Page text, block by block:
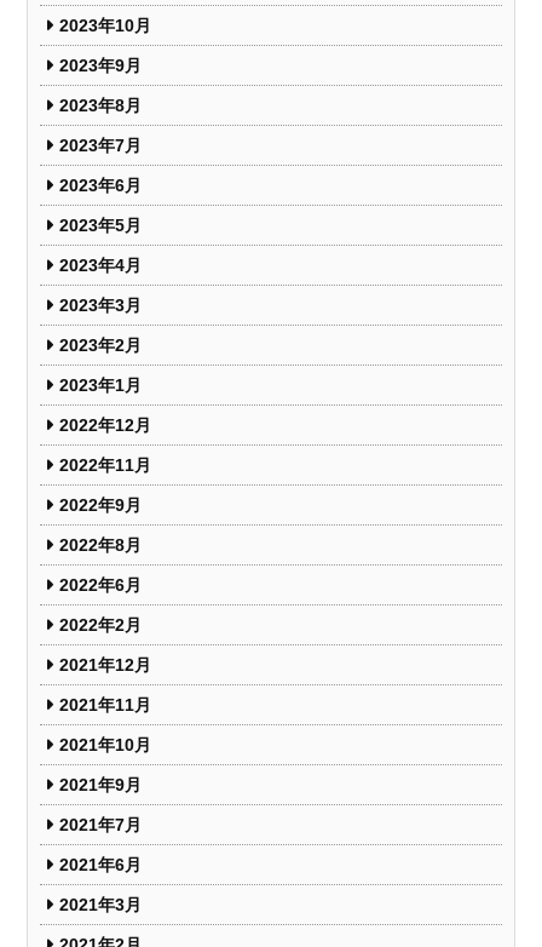
2023年10月
2023年9月
2023年8月
2023年7月
2023年6月
2023年5月
2023年4月
2023年3月
2023年2月
2023年1月
2022年12月
2022年11月
2022年9月
2022年8月
2022年6月
2022年2月
2021年12月
2021年11月
2021年10月
2021年9月
2021年7月
2021年6月
2021年3月